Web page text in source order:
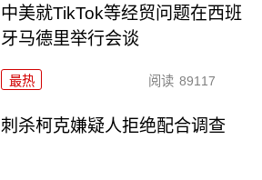
中美就TikTok等经贸问题在西班
牙马德里举行会谈
最热 阅读 89117
刺杀柯克嫌疑人拒绝配合调查